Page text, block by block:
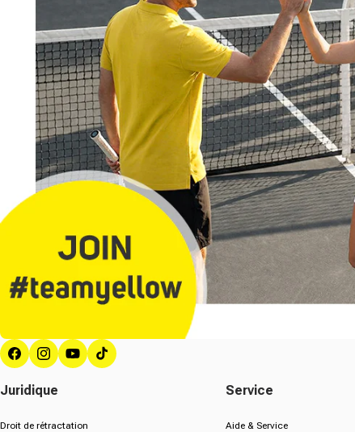
FacebookInstagram
YouTubeTik Tok
Juridique
Droit de rétractation
Service
Aide & Service